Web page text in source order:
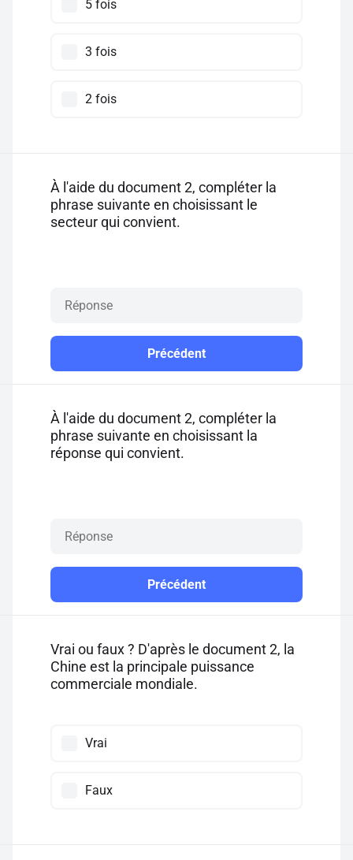
5 fois
3 fois
2 fois
À l'aide du document 2, compléter la
phrase suivante en choisissant le
secteur qui convient.
Précédent
À l'aide du document 2, compléter la
phrase suivante en choisissant la
réponse qui convient.
Précédent
Vrai ou faux ? D'après le document 2, la
Chine est la principale puissance
commerciale mondiale.
Vrai
Faux